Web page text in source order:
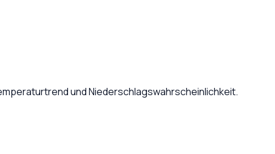
und Niederschlagswahrscheinlichkeit.